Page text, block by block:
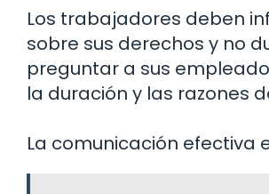
Los trabajadores deben
sobre sus derechos y no
preguntar a sus
la duración y las razones
La comunicación efectiva